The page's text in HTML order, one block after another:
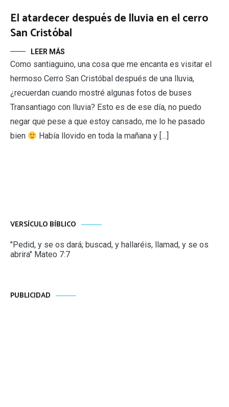
El atardecer después de lluvia en el cerro
San Cristóbal
LEER MÁS
Como santiaguino, una cosa que me encanta es visitar el
hermoso Cerro San Cristóbal después de una lluvia,
¿recuerdan cuando mostré algunas fotos de buses
Transantiago con lluvia? Esto es de ese día, no puedo
negar que pese a que estoy cansado, me lo he pasado
bien
Había llovido en toda la mañana y […]
VERSÍCULO BÍBLICO
"Pedid, y se os dará; buscad, y hallaréis, llamad, y se os
abrira" Mateo 7:7
PUBLICIDAD